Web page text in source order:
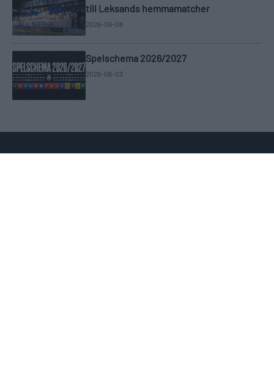
till Leksands hemmamatcher
2026-06-08
Spelschema 2026/2027
2026-06-03